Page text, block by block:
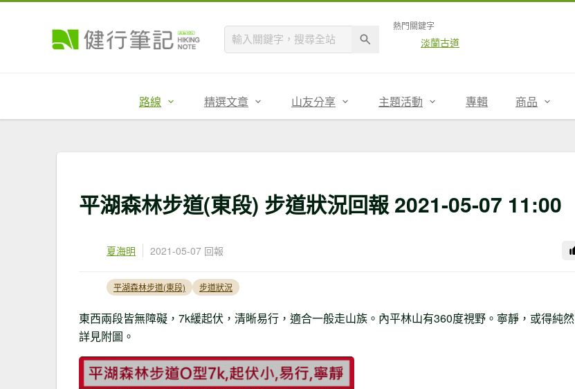
熱門關鍵字
淡蘭古道
路線 精選文章 山友分享 主題活動 專輯 商品
平湖森林步道(東段) 步道狀況回報 2021-05-07 11:00
夏海明 2021-05-07 回報
平湖森林步道(東段) 步道狀況
東西兩段皆無障礙，7k緩起伏，清晰易行，適合一般走山族。內平林山有360度視野。寧靜，或得純
詳見附圖。